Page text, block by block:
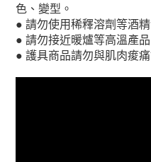
色、變型。
● 請勿使用稀釋溶劑等酒精
● 請勿接近暖爐等高溫產品
● 護具商品請勿與肌肉痠